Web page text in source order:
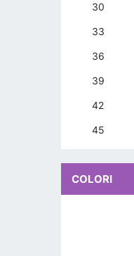
30
33
36
39
42
45
COLORI